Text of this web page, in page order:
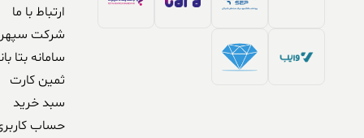
ارتباط با ما
شرکت
سامانه بتا
ثمین کارت
سبد خرید
حساب